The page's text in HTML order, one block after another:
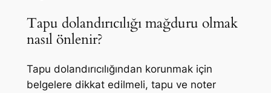
Tapu dolandırıcılığı mağduru olmak
nasıl önlenir?
Tapu dolandırıcılığından korunmak için
belgelere dikkat edilmeli, tapu ve noter